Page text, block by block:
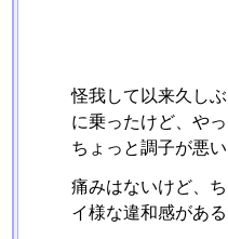
怪我して以来久し
に乗ったけど、や
ちょっと調子が悪い
痛みはないけど、
イ様な違和感がある